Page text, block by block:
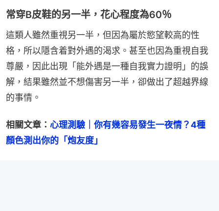
常穿B皮鞋的另一半，花心程度為60％
這類人雖然重視另一半，但因為屬於慾望較高的性
格，所以隱含着對外遇的渴求。甚至也因為重視自我
尊嚴，因此出現「能外遇是一種自我實力證明」的誤
解，結果雖然並不想傷害另一半，卻做出了超越界線
的事情。
相關文章： 心理測驗｜你有幾容易發生一夜情？4種
顏色測出你的「炮友度」